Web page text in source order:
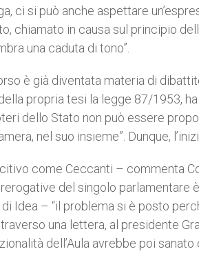
ci si può anche aspettare
chiamato in causa sul principio
una caduta di tono”.
è già diventata materia di
propria tesi la legge 87/1953,
dello Stato non può essere
nel suo insieme”. Dunque,
come Ceccanti – commenta
del singolo parlamentare
Idea – “il problema si è posto
una lettera, al presidente
dell’Aula avrebbe poi sanato